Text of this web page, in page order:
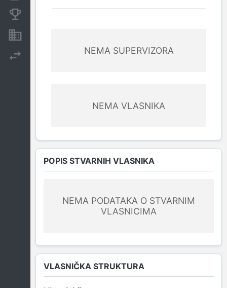
NEMA SUPERVIZORA
NEMA VLASNIKA
POPIS STVARNIH VLASNIKA
NEMA PODATAKA O STVARNIM
VLASNICIMA
VLASNIČKA STRUKTURA